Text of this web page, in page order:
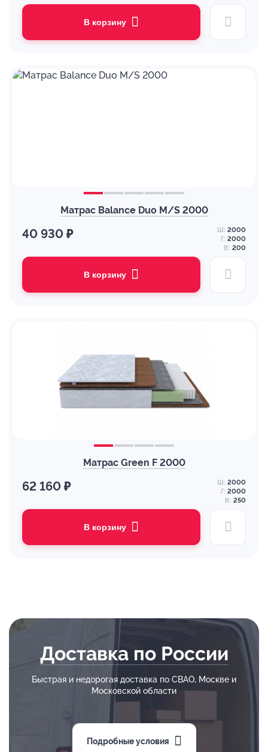
В корзину
Матрас Balance Duo M/S 2000
40 930 ₽ Ш: 2000
Г: 2000
В: 200
В корзину
Матрас Green F 2000
62 160 ₽ Ш: 2000
Г: 2000
В: 250
В корзину
Доставка по России
Быстрая и недорогая доставка по СВАО, Москве и
Московской области
Подробные условия